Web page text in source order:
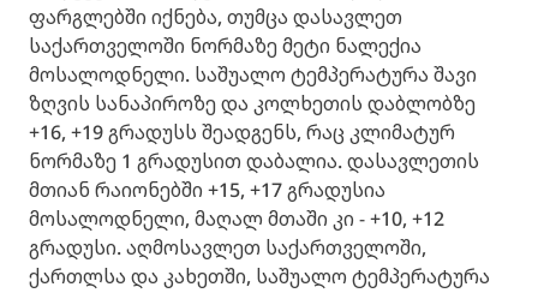
ფარგლებში იქნება, თუმცა დასავლეთ
საქართველოში ნორმაზე მეტი ნალექია
მოსალოდნელი. საშუალო ტემპერატურა შავი
ზღვის სანაპიროზე და კოლხეთის დაბლობზე
+16, +19 გრადუსს შეადგენს, რაც კლიმატურ
ნორმაზე 1 გრადუსით დაბალია. დასავლეთის
მთიან რაიონებში +15, +17 გრადუსია
მოსალოდნელი, მაღალ მთაში კი - +10, +12
გრადუსი. აღმოსავლეთ საქართველოში,
ქართლსა და კახეთში, საშუალო ტემპერატურა